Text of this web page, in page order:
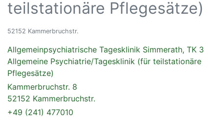
teilstationäre Pflegesätze)
52152 Kammerbruchstr.
Allgemeinpsychiatrische Tagesklinik Simmerath, TK 3
Allgemeine Psychiatrie/Tagesklinik (für teilstationäre
Pflegesätze)
Kammerbruchstr. 8
52152 Kammerbruchstr.
+49 (241) 477010